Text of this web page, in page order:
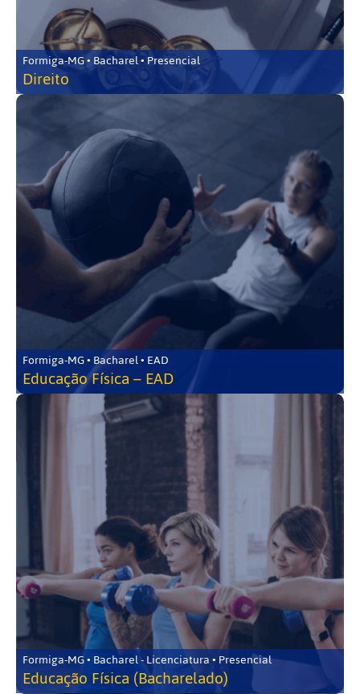
Formiga-MG • Bacharel • Presencial
Direito
Formiga-MG • Bacharel • EAD
Educação Física – EAD
Formiga-MG • Bacharel - Licenciatura • Presencial
Educação Física (Bacharelado)